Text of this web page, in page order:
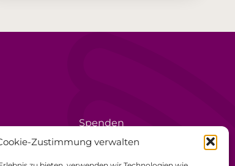
Zustimmung verwalten
Spenden
Ehrenamt